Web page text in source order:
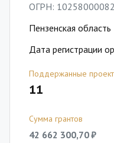
ОГРН:
Пензенская область
Дата регистрации
Поддержанные
11
Сумма грантов
42 662 300,70 ₽